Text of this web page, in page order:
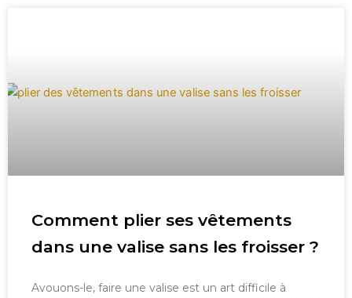
Comment plier ses vêtements
dans une valise sans les froisser ?
Avouons-le, faire une valise est un art difficile à